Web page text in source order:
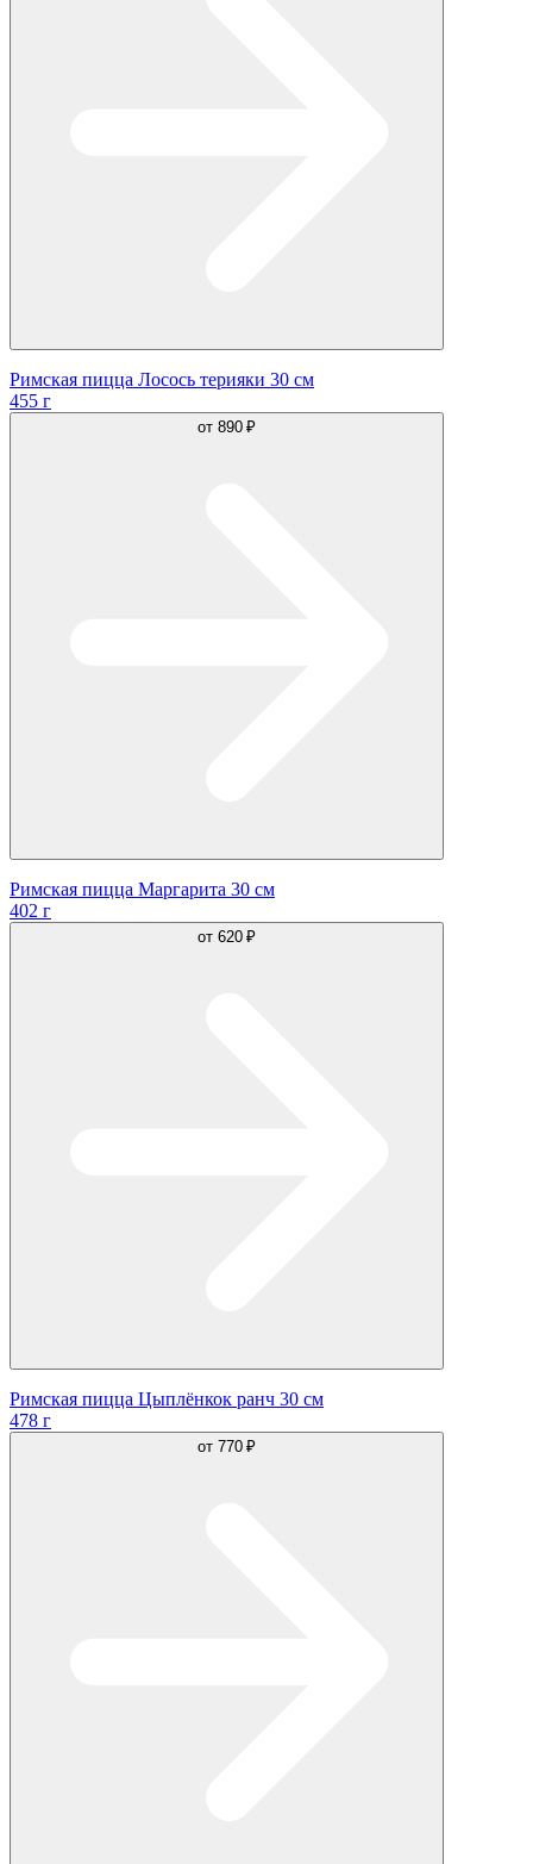
Римская пицца Лосось терияки 30 см
455 г
от 890 ₽
Римская пицца Маргарита 30 см
402 г
от 620 ₽
Римская пицца Цыплёнкок ранч 30 см
478 г
от 770 ₽